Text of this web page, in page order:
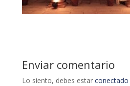
Enviar comentario
Lo siento, debes estar conectado